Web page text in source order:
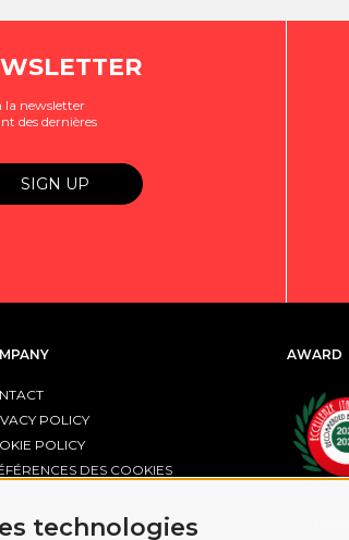
technologies
la newsletter
des dernières
POLICY
POLICY
DES COOKIES
FESR EMILIA-ROMAGNA
AWARD